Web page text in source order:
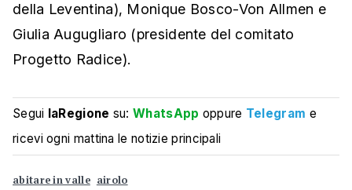
della Leventina), Monique Bosco-Von Allmen e
Giulia Augugliaro (presidente del comitato
Progetto Radice).
Segui laRegione su:WhatsApp oppure Telegram e
ricevi ogni mattina le notizie principali
abitare in valle airolo